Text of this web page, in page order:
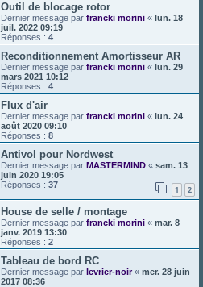
Outil de blocage rotor
Dernier message par francki morini « lun. 18
juil. 2022 09:19
Réponses : 4
Reconditionnement Amortisseur AR
Dernier message par francki morini « lun. 29
mars 2021 10:12
Réponses : 4
Flux d'air
Dernier message par francki morini « lun. 24
août 2020 09:10
Réponses : 8
Antivol pour Nordwest
Dernier message par MASTERMIND « sam. 13
juin 2020 19:05
Réponses : 37 1 2
House de selle / montage
Dernier message par francki morini « mar. 8
janv. 2019 13:30
Réponses : 2
Tableau de bord RC
Dernier message par levrier-noir« mer. 28 juin
2017 08:36